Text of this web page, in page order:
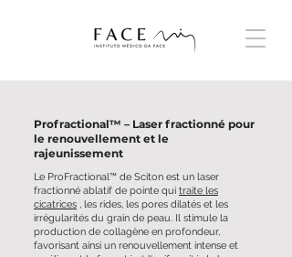
Profractional™ – Laser fractionné pour
le renouvellement et le
rajeunissement
Le ProFractional™ de Sciton est un laser
fractionné ablatif de pointe qui traite les
cicatrices , les rides, les pores dilatés et les
irrégularités du grain de peau. Il stimule la
production de collagène en profondeur,
favorisant ainsi un renouvellement intense et